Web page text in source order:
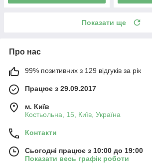
Показати ще
Про нас
99% позитивних з 129 відгуків за рік
Працює з 29.09.2017
м. Київ
Костьольна, 15, Київ, Україна
Контакти
Сьогодні працює з 10:00 до 19:00
Показати весь графік роботи